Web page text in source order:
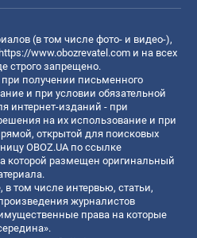
(в том числе фото- и видео-),
https://www.obozrevatel.com и на всех
строго запрещено.
получении письменного
и при условии обязательной
интернет-изданий - при
на их использование и при
открытой для поисковых
OBOZ.UA по ссылке
которой размещен оригинальный
том числе интервью, статьи,
журналистов
права на которые